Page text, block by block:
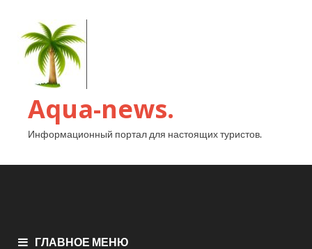
Aqua-news.
Информационный портал для настоящих туристов.
ГЛАВНОЕ МЕНЮ